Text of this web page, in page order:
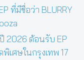
ที่มีชื่อว่า BLURRY
ปี 2026 ต้อนรับ EP
พิเศษในกรุงเทพ 17